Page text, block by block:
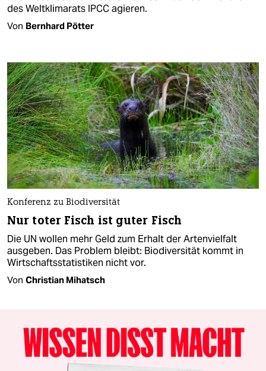
des Weltklimarats IPCC agieren.
Von Bernhard Pötter
Konferenz zu Biodiversität
Nur toter Fisch ist guter Fisch
Die UN wollen mehr Geld zum Erhalt der Artenvielfalt
ausgeben. Das Problem bleibt: Biodiversität kommt in
Wirtschaftsstatistiken nicht vor.
Von Christian Mihatsch